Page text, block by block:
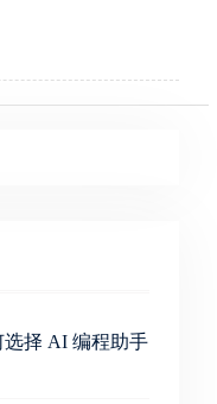
选择 AI 编程助手